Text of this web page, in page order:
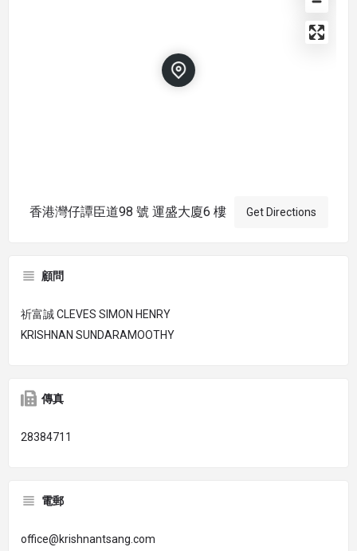
香港灣仔譚臣道98 號 運盛大廈6 樓 Get Directions
顧問
祈富誠 CLEVES SIMON HENRY
KRISHNAN SUNDARAMOOTHY
傳真
28384711
電郵
office@krishnantsang.com